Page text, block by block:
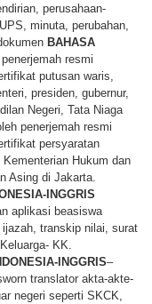
perusahaan-
minuta, perubahan,
BAHASA
resmi
putusan waris,
presiden, gubernur,
Negeri, Tata Niaga
penerjemah resmi
persyaratan
Hukum dan
Asing di Jakarta.
INGGRIS
aplikasi beasiswa
transkip nilai, surat
KK.
INGGRIS–
translator akta-akte-
negeri seperti SKCK,